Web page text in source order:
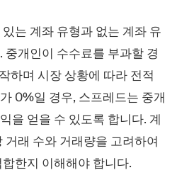
는 계좌 유형과 없는 계좌 유
중개인이 수수료를 부과할 경
하며 시장 상황에 따라 전적
0%일 경우, 스프레드는 중개
을 얻을 수 있도록 합니다. 계
거래 수와 거래량을 고려하여
한지 이해해야 합니다.